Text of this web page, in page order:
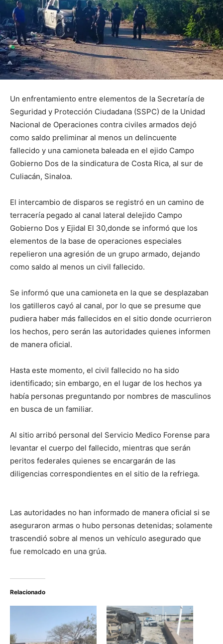
Un enfrentamiento entre elementos de la Secretaría de
Seguridad y Protección Ciudadana (SSPC) de la Unidad
Nacional de Operaciones contra civiles armados dejó
como saldo preliminar al menos un delincuente
fallecido y una camioneta baleada en el ejido Campo
Gobierno Dos de la sindicatura de Costa Rica, al sur de
Culiacán, Sinaloa.
El intercambio de disparos se registró en un camino de
terracería pegado al canal lateral delejido Campo
Gobierno Dos y Ejidal El 30,donde se informó que los
elementos de la base de operaciones especiales
repelieron una agresión de un grupo armado, dejando
como saldo al menos un civil fallecido.
Se informó que una camioneta en la que se desplazaban
los gatilleros cayó al canal, por lo que se presume que
pudiera haber más fallecidos en el sitio donde ocurrieron
los hechos, pero serán las autoridades quienes informen
de manera oficial.
Hasta este momento, el civil fallecido no ha sido
identificado; sin embargo, en el lugar de los hechos ya
había personas preguntando por nombres de masculinos
en busca de un familiar.
Al sitio arribó personal del Servicio Medico Forense para
levantar el cuerpo del fallecido, mientras que serán
peritos federales quienes se encargarán de las
diligencias correspondientes en el sitio de la refriega.
Las autoridades no han informado de manera oficial si se
aseguraron armas o hubo personas detenidas; solamente
trascendió sobre al menos un vehículo asegurado que
fue remolcado en una grúa.
Relacionado